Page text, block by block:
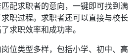
配求职者的意向，一键即可找到满
职过程。求职者还可以直接与校长
求职效率和成功率。
位类型多样，包括小学、初中、高